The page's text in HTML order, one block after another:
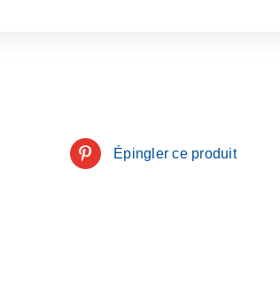
Épingler ce produit